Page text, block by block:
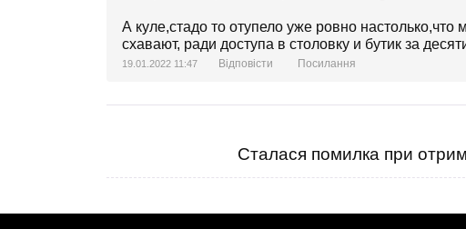
А куле,стадо то отупело уже ровно
схавают, ради доступа в столовку и бутик за
19.01.2022 11:47 Відповісти Посилання
Сталася помилка при